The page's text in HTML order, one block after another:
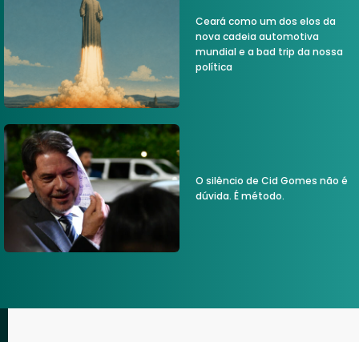
Ceará como um dos elos da
nova cadeia automotiva
mundial e a bad trip da nossa
política
O silêncio de Cid Gomes não é
dúvida. É método.